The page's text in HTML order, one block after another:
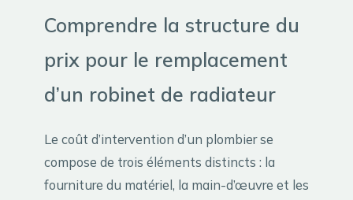
Comprendre la structure du
prix pour le remplacement
d’un robinet de radiateur
Le coût d’intervention d’un plombier se
compose de trois éléments distincts : la
fourniture du matériel, la main-d’œuvre et les